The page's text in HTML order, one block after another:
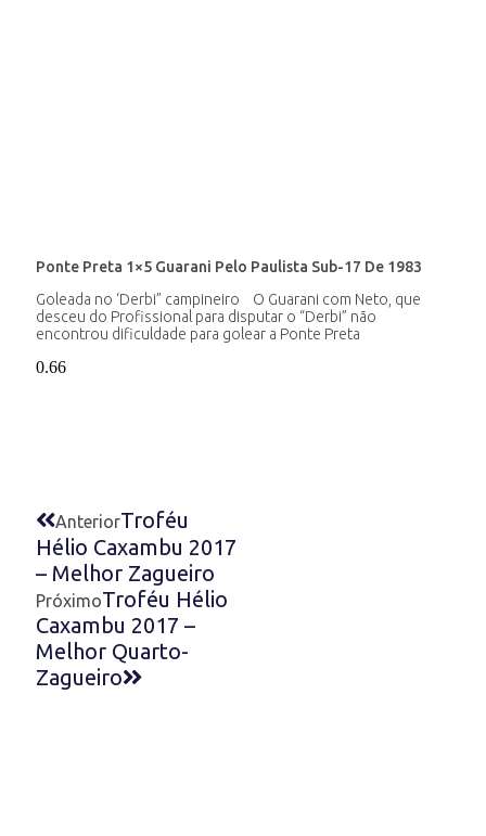
Ponte Preta 1×5 Guarani Pelo Paulista Sub-17 De 1983
Goleada no ‘Derbi” campineiro O Guarani com Neto, que
desceu do Profissional para disputar o “Derbi” não
encontrou dificuldade para golear a Ponte Preta
AnteriorTroféu
Hélio Caxambu 2017
– Melhor Zagueiro
PróximoTroféu Hélio
Caxambu 2017 –
Melhor Quarto-
Zagueiro